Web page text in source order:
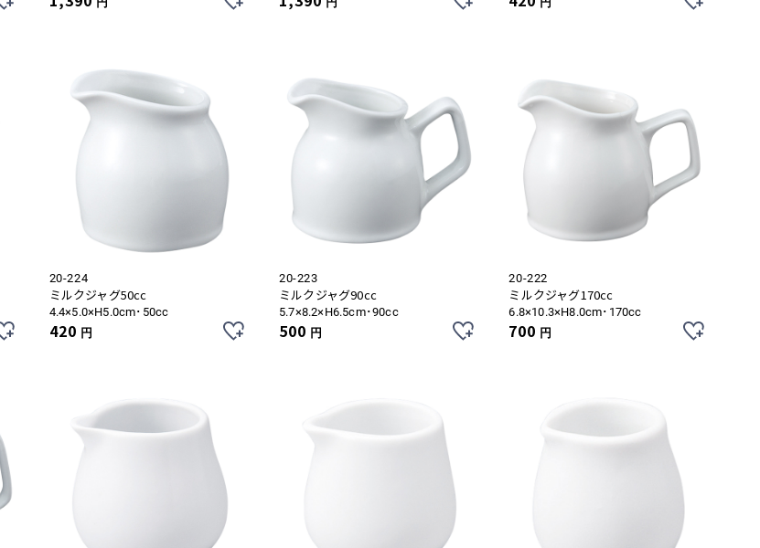
20-224
ミルクジャグ50cc
4.4×5.0×H5.0cm･50cc
420 円
20-223
ミルクジャグ90cc
5.7×8.2×H6.5cm･90cc
500 円
20-222
ミルクジャグ170cc
6.8×10.3×H8.0cm･170cc
700 円